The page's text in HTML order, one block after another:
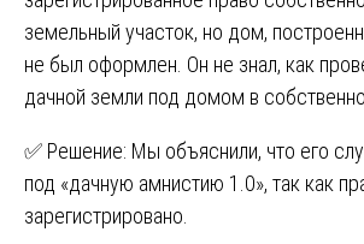
земельный участок, но дом,
не был оформлен. Он не знал, как
дачной земли под домом в
✅ Решение: Мы объяснили, что его
под «дачную амнистию 1.0», так как
зарегистрировано.